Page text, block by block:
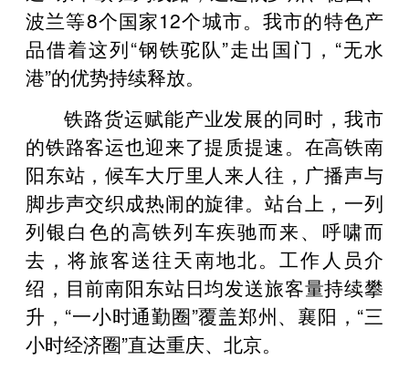
波兰等8个国家12个城市。我市的特色产
品借着这列“钢铁驼队”走出国门，“无水
港”的优势持续释放。
铁路货运赋能产业发展的同时，我市
的铁路客运也迎来了提质提速。在高铁南
阳东站，候车大厅里人来人往，广播声与
脚步声交织成热闹的旋律。站台上，一列
列银白色的高铁列车疾驰而来、呼啸而
去，将旅客送往天南地北。工作人员介
绍，目前南阳东站日均发送旅客量持续攀
升，“一小时通勤圈”覆盖郑州、襄阳，“三
小时经济圈”直达重庆、北京。